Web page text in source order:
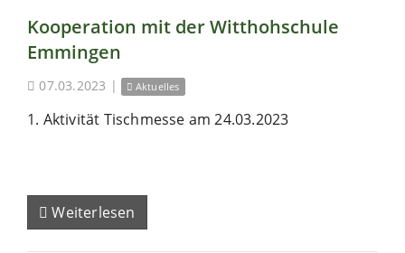
Kooperation mit der Witthohschule
Emmingen
07.03.2023 | Aktuelles
1. Aktivität Tischmesse am 24.03.2023
Weiterlesen